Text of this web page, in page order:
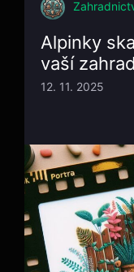
Alpinky
vaší
12. 11. 2025